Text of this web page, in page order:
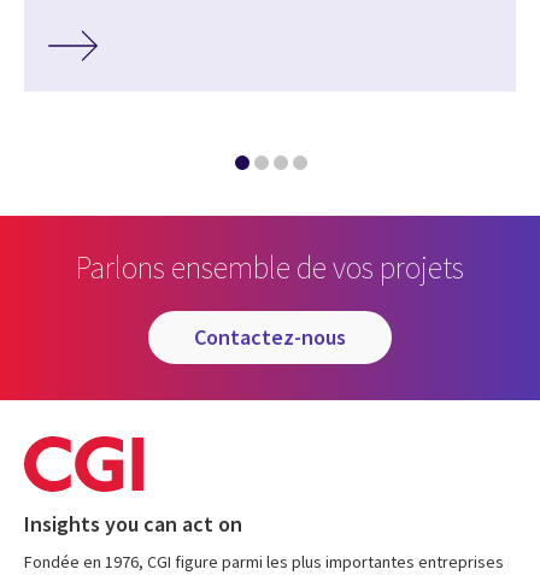
Parlons ensemble de vos projets
contactez-nous
Insights you can act on
Fondée en 1976, CGI figure parmi les plus importantes entreprises